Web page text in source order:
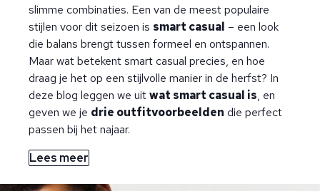
slimme combinaties. Een van de meest populaire
stijlen voor dit seizoen is smart casual – een look
die balans brengt tussen formeel en ontspannen.
Maar wat betekent smart casual precies, en hoe
draag je het op een stijlvolle manier in de herfst? In
deze blog leggen we uitwat smart casual is, en
geven we je drie outfitvoorbeelden die perfect
passen bij het najaar.
Lees meer